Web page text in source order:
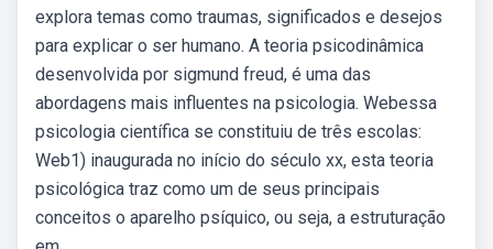
explora temas como traumas, significados e desejos
para explicar o ser humano. A teoria psicodinâmica
desenvolvida por sigmund freud, é uma das
abordagens mais influentes na psicologia. Webessa
psicologia científica se constituiu de três escolas:
Web1) inaugurada no início do século xx, esta teoria
psicológica traz como um de seus principais
conceitos o aparelho psíquico, ou seja, a estruturação